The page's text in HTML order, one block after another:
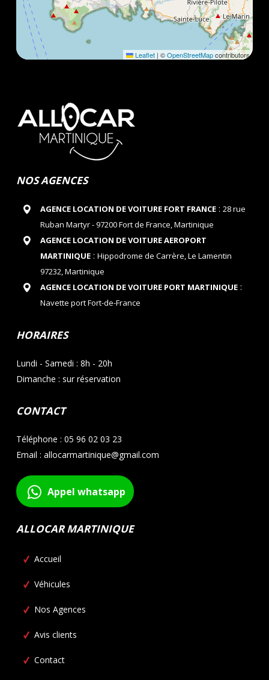
Leaflet | ©OpenStreetMapcontributors
NOS AGENCES
AGENCE LOCATION DE VOITURE FORT FRANCE: 28 rue
Ruban Martyr - 97200 Fort de France, Martinique
AGENCE LOCATION DE VOITURE AEROPORT
MARTINIQUE: Hippodrome de Carrère, Le Lamentin
97232, Martinique
AGENCE LOCATION DE VOITURE PORT MARTINIQUE:
Navette port Fort-de-France
HORAIRES
Lundi - Samedi : 8h - 20h
Dimanche : sur réservation
CONTACT
Téléphone : 05 96 02 03 23
Email : allocarmartinique@gmail.com
Appel whatsapp
ALLOCAR MARTINIQUE
Accueil
Véhicules
Nos Agences
Avis clients
Contact